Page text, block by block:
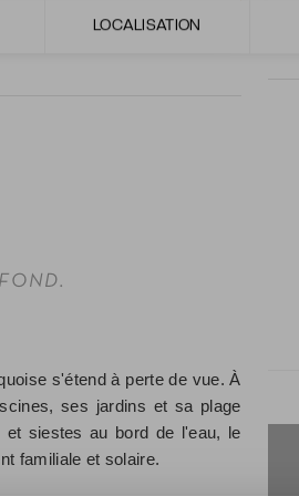
LOCALISATION
s'étend à perte de vue. À
ses jardins et sa plage
et siestes au bord de l'eau, le
familiale et solaire.